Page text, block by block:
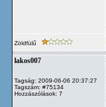
Zöldfülű
lakos007
Tagság: 2009-06-06 20:37:27
Tagszám: #75134
Hozzászólások: 7